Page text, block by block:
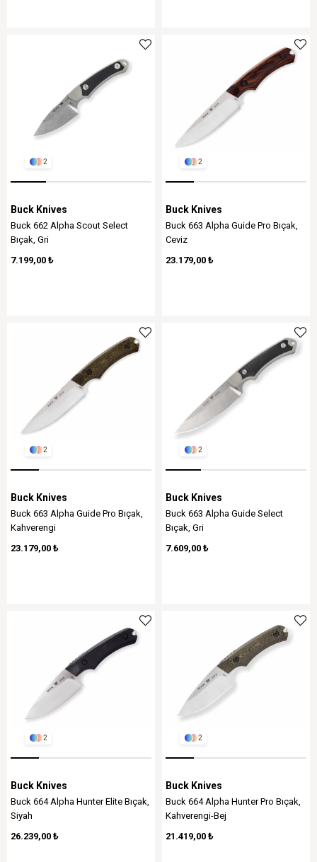
2
Buck Knives
Buck 662 Alpha Scout Select
Bıçak, Gri
7.199,00 ₺
2
Buck Knives
Buck 663 Alpha Guide Pro Bıçak,
Ceviz
23.179,00 ₺
2
Buck Knives
Buck 663 Alpha Guide Pro Bıçak,
Kahverengi
23.179,00 ₺
2
Buck Knives
Buck 663 Alpha Guide Select
Bıçak, Gri
7.609,00 ₺
2
Buck Knives
Buck 664 Alpha Hunter Elite Bıçak,
Siyah
26.239,00 ₺
2
Buck Knives
Buck 664 Alpha Hunter Pro Bıçak,
Kahverengi-Bej
21.419,00 ₺